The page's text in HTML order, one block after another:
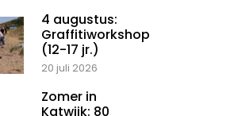
4 augustus:
Graffitiworkshop
(12-17 jr.)
20 juli 2026
Zomer in
Katwijk: 80